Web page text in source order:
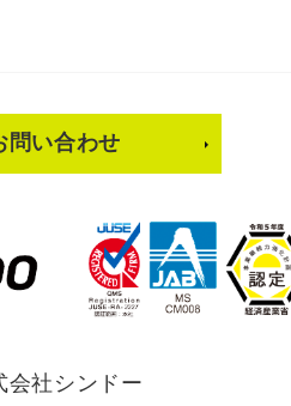
会社シンドー
問い合わせ